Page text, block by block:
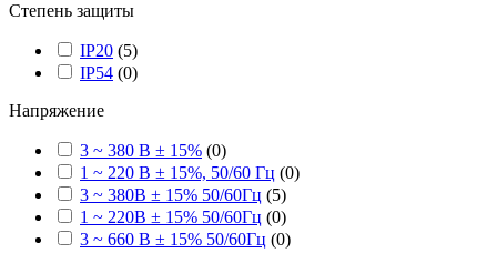
Степень защиты
IP20 (5)
IP54 (0)
Напряжение
3 ~ 380 В ± 15% (0)
1 ~ 220 В ± 15%, 50/60 Гц (0)
3 ~ 380В ± 15% 50/60Гц (5)
1 ~ 220В ± 15% 50/60Гц (0)
3 ~ 660 В ± 15% 50/60Гц (0)